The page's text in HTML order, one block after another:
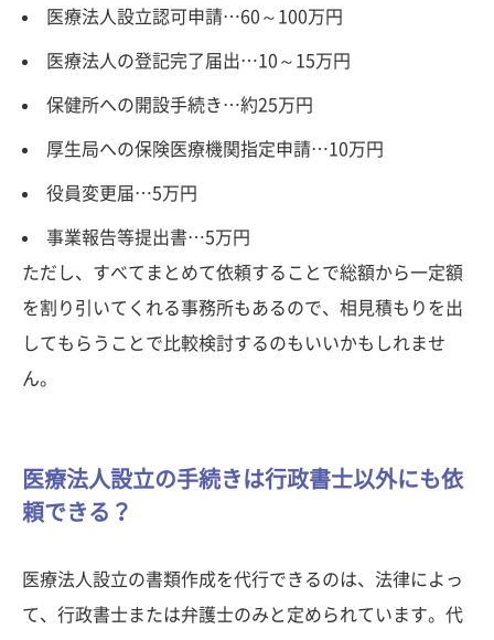
医療法人設立認可申請…60～100万円
医療法人の登記完了届出…10～15万円
保健所への開設手続き…約25万円
厚生局への保険医療機関指定申請…10万円
役員変更届…5万円
事業報告等提出書…5万円
ただし、すべてまとめて依頼することで総額から一定額
を割り引いてくれる事務所もあるので、相見積もりを出
してもらうことで比較検討するのもいいかもしれませ
ん。
医療法人設立の手続きは行政書士以外にも依
頼できる？
医療法人設立の書類作成を代行できるのは、法律によっ
て、行政書士または弁護士のみと定められています。代